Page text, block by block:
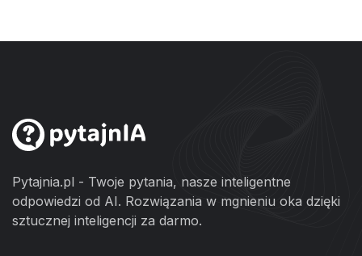
Pytajnia.pl - Twoje pytania, nasze inteligentne
odpowiedzi od AI. Rozwiązania w mgnieniu oka dzięki
sztucznej inteligencji za darmo.